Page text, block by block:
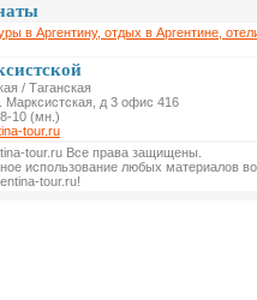
в Аргентину, отдых в Аргентине,
/ Таганская
Марксистская, д 3 офис 416
10 (мн.)
tour.ru
tour.ru Все права защищены.
использование любых материалов
tour.ru!